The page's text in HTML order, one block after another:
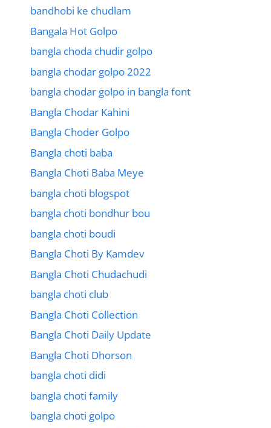
bandhobi ke chudlam
Bangala Hot Golpo
bangla choda chudir golpo
bangla chodar golpo 2022
bangla chodar golpo in bangla font
Bangla Chodar Kahini
Bangla Choder Golpo
Bangla choti baba
Bangla Choti Baba Meye
bangla choti blogspot
bangla choti bondhur bou
bangla choti boudi
Bangla Choti By Kamdev
Bangla Choti Chudachudi
bangla choti club
Bangla Choti Collection
Bangla Choti Daily Update
Bangla Choti Dhorson
bangla choti didi
bangla choti family
bangla choti golpo